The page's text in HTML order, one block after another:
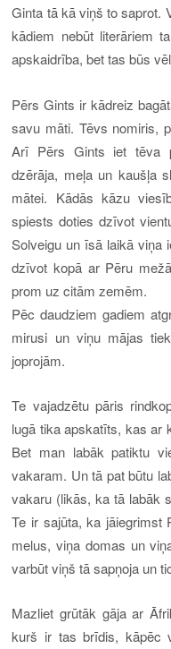
Ginta tā kā viņš to saprot.
kādiem nebūt literāriem
apskaidrība, bet tas būs
Pērs Gints ir kādreiz
savu māti. Tēvs nomiris,
Arī Pērs Gints iet tēva
dzērāja, meļa un kaušļa
mātei. Kādās kāzu
spiests doties dzīvot
Solveigu un īsā laikā viņa
dzīvot kopā ar Pēru
prom uz citām zemēm.
Pēc daudziem gadiem
mirusi un viņu mājas
joprojām.
Te vajadzētu pāris
lugā tika apskatīts, kas ar
Bet man labāk patiktu
vakaram. Un tā pat būtu
vakaru (likās, ka tā labāk
Te ir sajūta, ka jāiegrimst
melus, viņa domas un
varbūt viņš tā sapņoja un
Mazliet grūtāk gāja ar
kurš ir tas brīdis, kāpēc